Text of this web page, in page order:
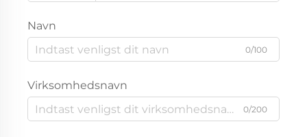
Navn
0/100
Virksomhedsnavn
0/200